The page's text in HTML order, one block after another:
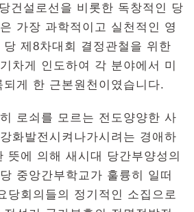
건설로선을 비롯한 독창적인 당
가장 과학적이고 실천적인 영
제8차대회 결정관철을 위한
차게 인도하여 각 분야에서 미
게 한 근본원천이였습니다.
로쇠를 모르는 전도양양한 사
화발전시켜나가시려는 경애하
뜻에 의해 새시대 당간부양성의
중앙간부학교가 훌륭히 일떠
당회의들의 정기적인 소집으로